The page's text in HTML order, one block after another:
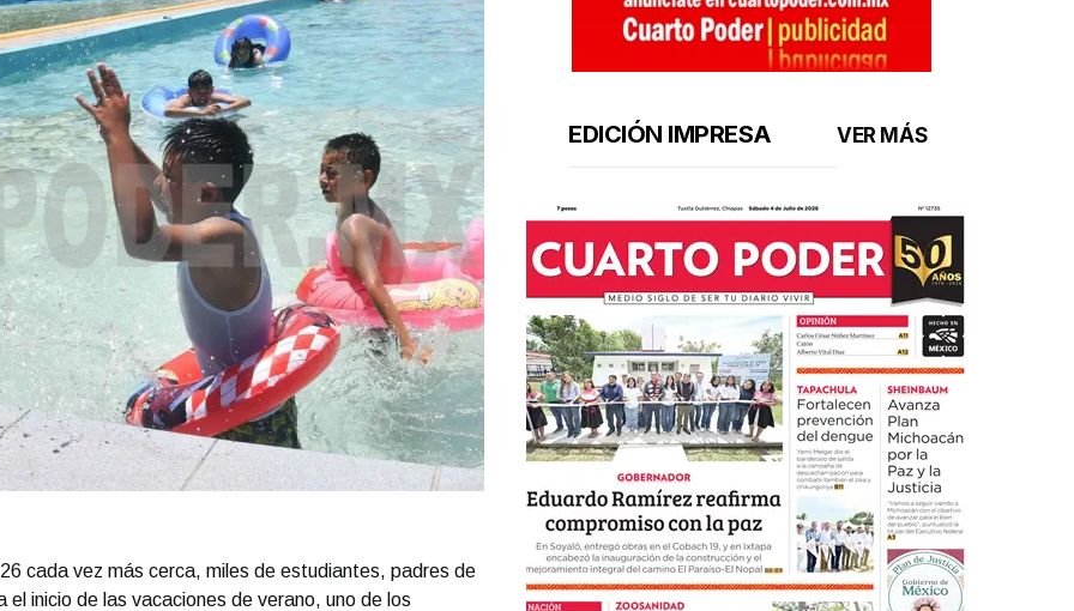
cada vez más cerca, miles de estudiantes, padres de
inicio de las vacaciones de verano, uno de los
EDICIÓN IMPRESA VER MÁS